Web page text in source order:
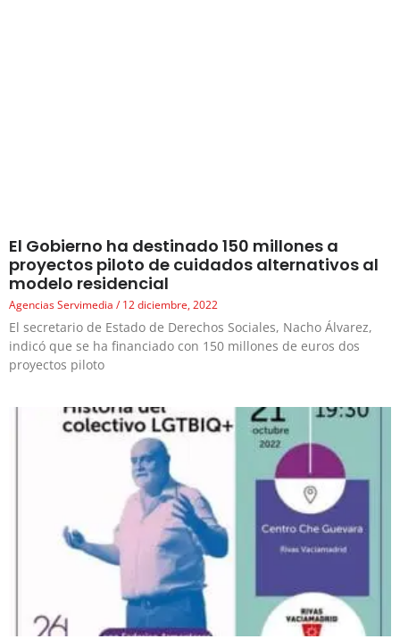
El Gobierno ha destinado 150 millones a
proyectos piloto de cuidados alternativos al
modelo residencial
Agencias Servimedia 12 diciembre, 2022
El secretario de Estado de Derechos Sociales, Nacho Álvarez,
indicó que se ha financiado con 150 millones de euros dos
proyectos piloto